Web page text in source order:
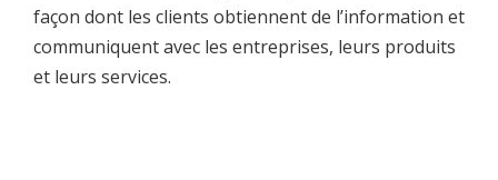
façon dont les clients obtiennent de l’information et
communiquent avec les entreprises, leurs produits
et leurs services.